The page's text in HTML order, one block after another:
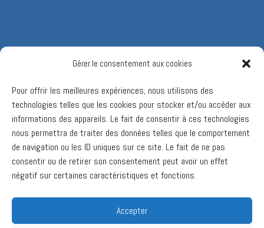
Gérer le consentement aux cookies
Pour offrir les meilleures expériences, nous utilisons des
technologies telles que les cookies pour stocker et/ou accéder aux
informations des appareils. Le fait de consentir à ces technologies
nous permettra de traiter des données telles que le comportement
de navigation ou les ID uniques sur ce site. Le fait de ne pas
consentir ou de retirer son consentement peut avoir un effet
négatif sur certaines caractéristiques et fonctions.
Accepter